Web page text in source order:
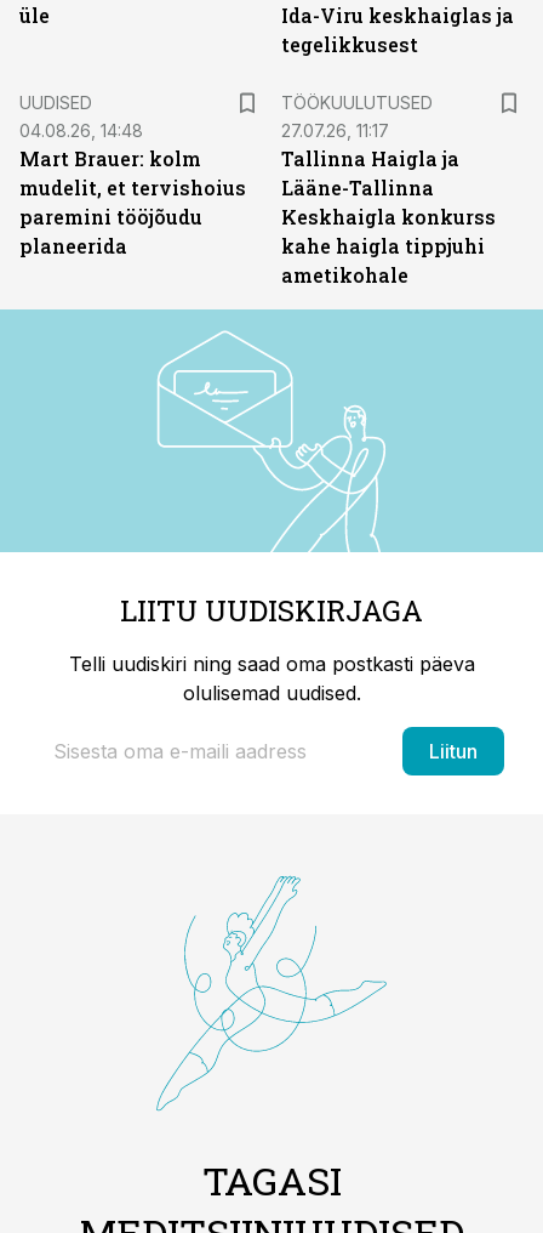
üle
Ida-Viru keskhaiglas ja
tegelikkusest
UUDISED
04.08.26, 14:48
Mart Brauer: kolm
mudelit, et tervishoius
paremini tööjõudu
planeerida
TÖÖKUULUTUSED
27.07.26, 11:17
Tallinna Haigla ja
Lääne-Tallinna
Keskhaigla konkurss
kahe haigla tippjuhi
ametikohale
LIITU UUDISKIRJAGA
Telli uudiskiri ning saad oma postkasti päeva
olulisemad uudised.
Liitun
TAGASI